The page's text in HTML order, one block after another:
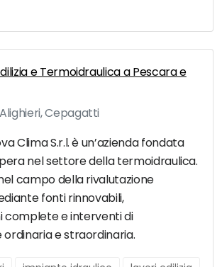
e Termoidraulica a Pescara e
Cepagatti
Clima S.r.l. è un’azienda fondata
nel settore della termoidraulica.
campo della rivalutazione
fonti rinnovabili,
complete e interventi di
e straordinaria.